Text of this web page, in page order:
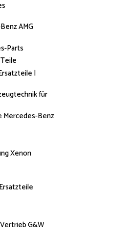
AMG
Parts
|
für
Mercedes-Benz
Xenon
G&W